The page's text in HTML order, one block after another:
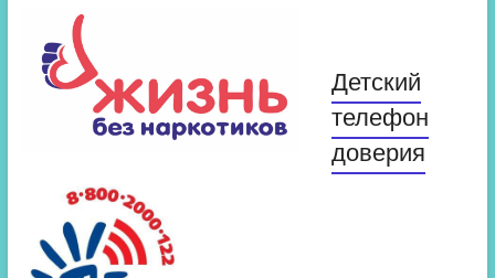
Детский
телефон
доверия